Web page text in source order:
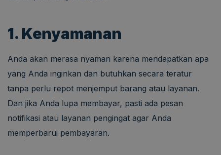
1. Kenyamanan
Anda akan merasa nyaman karena mendapatkan apa
yang Anda inginkan dan butuhkan secara teratur
tanpa perlu repot menjemput barang atau layanan.
Dan jika Anda lupa membayar, pasti ada pesan
notifikasi atau layanan pengingat agar Anda
memperbarui pembayaran.